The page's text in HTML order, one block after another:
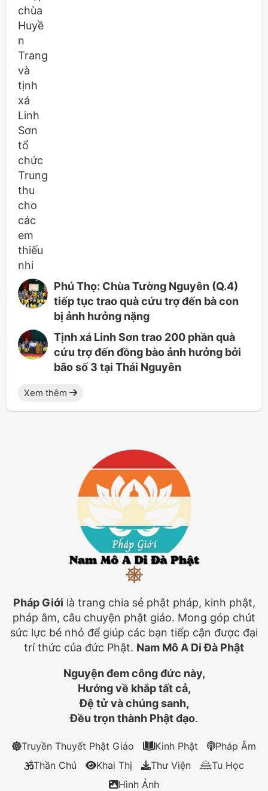
Phú Thọ: Chùa Tường Nguyên (Q.4)
tiếp tục trao quà cứu trợ đến bà con
bị ảnh hưởng nặng
Tịnh xá Linh Sơn trao 200 phần quà
cứu trợ đến đồng bào ảnh hưởng bởi
bão số 3 tại Thái Nguyên
Xem thêm
Pháp Giới là trang chia sẻ phật pháp, kinh phật,
pháp âm, câu chuyện phật giáo. Mong góp chút
sức lực bé nhỏ để giúp các bạn tiếp cận được đại
trí thức của đức Phật. Nam Mô A Di Đà Phật
Nguyện đem công đức này,
Hướng về khắp tất cả,
Đệ tử và chúng sanh,
Đều trọn thành Phật đạo.
Truyền Thuyết Phật Giáo Kinh Phật
Pháp Âm
Thần Chú
Khai Thị Thư Viện
Tu Học
Hình Ảnh